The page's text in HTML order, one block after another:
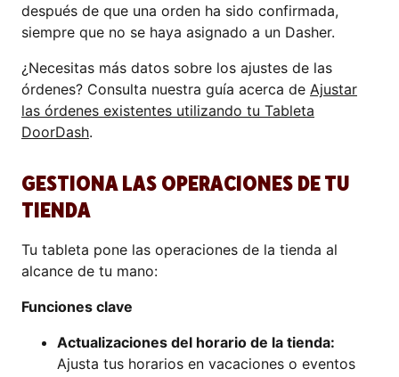
después de que una orden ha sido confirmada,
siempre que no se haya asignado a un Dasher.
¿Necesitas más datos sobre los ajustes de las
órdenes? Consulta nuestra guía acerca de Ajustar
las órdenes existentes utilizando tu Tableta
DoorDash.
GESTIONA LAS OPERACIONES DE TU
TIENDA
Tu tableta pone las operaciones de la tienda al
alcance de tu mano:
Funciones clave
Actualizaciones del horario de la tienda:
Ajusta tus horarios en vacaciones o eventos